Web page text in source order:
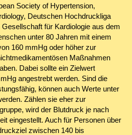
Society of Hypertension,
Deutschen Hochdruckliga
für Kardiologie aus dem
unter 80 Jahren mit einem
160 mmHg oder höher zur
Maßnahmen
Dabei sollte ein Zielwert
angestrebt werden. Sind die
können auch Werte unter
Zählen sie eher zur
wird der Blutdruck je nach
eingestellt. Auch für Personen über
zwischen 140 bis